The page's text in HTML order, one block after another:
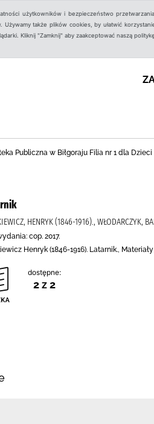
użytkowników i bezpieczeństwo
także plików cookies, by ułatwić
Kliknij "Zamknij" aby zaakceptować naszą
Publiczna w Biłgoraju Filia nr 1 dla Dzieci
HENRYK (1846-1916)., WŁODARCZYK,
cop. 2017.
Henryk (1846-1916). Latarnik.,
dostępne:
2 z 2